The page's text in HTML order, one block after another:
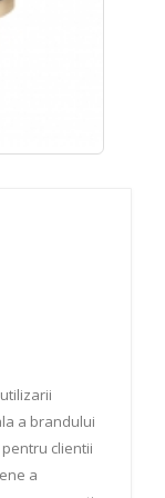
a brandului
clientii
a